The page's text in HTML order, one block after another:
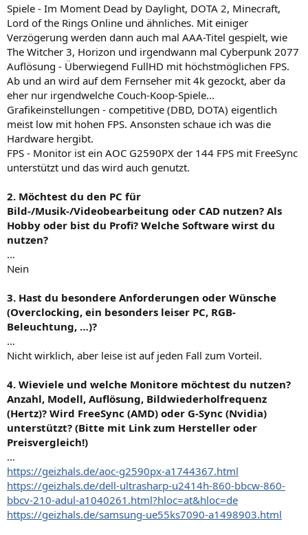
Spiele - Im Moment Dead by Daylight, DOTA 2, Minecraft,
Lord of the Rings Online und ähnliches. Mit einiger
Verzögerung werden dann auch mal AAA-Titel gespielt, wie
The Witcher 3, Horizon und irgendwann mal Cyberpunk 2077
Auflösung - Überwiegend FullHD mit höchstmöglichen FPS.
Ab und an wird auf dem Fernseher mit 4k gezockt, aber da
eher nur irgendwelche Couch-Koop-Spiele...
Grafikeinstellungen - competitive (DBD, DOTA) eigentlich
meist low mit hohen FPS. Ansonsten schaue ich was die
Hardware hergibt.
FPS - Monitor ist ein AOC G2590PX der 144 FPS mit FreeSync
unterstützt und das wird auch genutzt.
2. Möchtest du den PC für
Bild-/Musik-/Videobearbeitung oder CAD nutzen? Als
Hobby oder bist du Profi? Welche Software wirst du
nutzen?
…
Nein
3. Hast du besondere Anforderungen oder Wünsche
(Overclocking, ein besonders leiser PC, RGB-
Beleuchtung, …)?
…
Nicht wirklich, aber leise ist auf jeden Fall zum Vorteil.
4. Wieviele und welche Monitore möchtest du nutzen?
Anzahl, Modell, Auflösung, Bildwiederholfrequenz
(Hertz)? Wird FreeSync (AMD) oder G-Sync (Nvidia)
unterstützt? (Bitte mit Link zum Hersteller oder
Preisvergleich!)
…
https://geizhals.de/aoc-g2590px-a1744367.html
https://geizhals.de/dell-ultrasharp-u2414h-860-bbcw-860-
bbcv-210-adul-a1040261.html?hloc=at&hloc=de
https://geizhals.de/samsung-ue55ks7090-a1498903.html